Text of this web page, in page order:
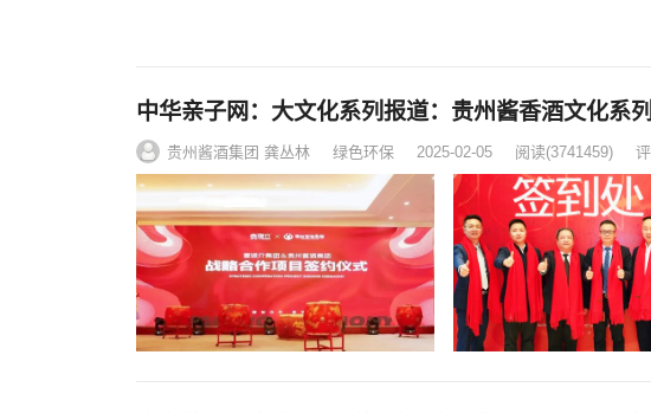
中华亲子网：大文化系列报道：贵州酱香酒文化系
贵州酱酒集团 龚丛林 绿色环保 2025-02-05 阅读(3741459)